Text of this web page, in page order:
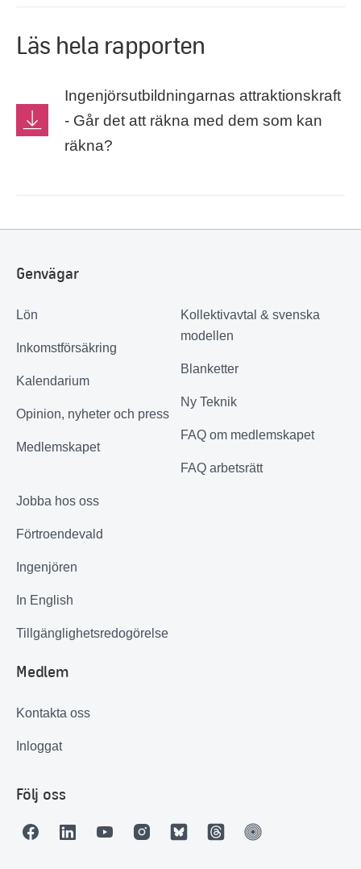
Läs hela rapporten
Ingenjörsutbildningarnas attraktionskraft
- Går det att räkna med dem som kan
räkna?
Genvägar
Lön
Inkomstförsäkring
Kalendarium
Opinion, nyheter och press
Medlemskapet
Kollektivavtal & svenska
modellen
Blanketter
Ny Teknik
FAQ om medlemskapet
FAQ arbetsrätt
Jobba hos oss
Förtroendevald
Ingenjören
In English
Tillgänglighetsredogörelse
Medlem
Kontakta oss
Inloggat
Följ oss